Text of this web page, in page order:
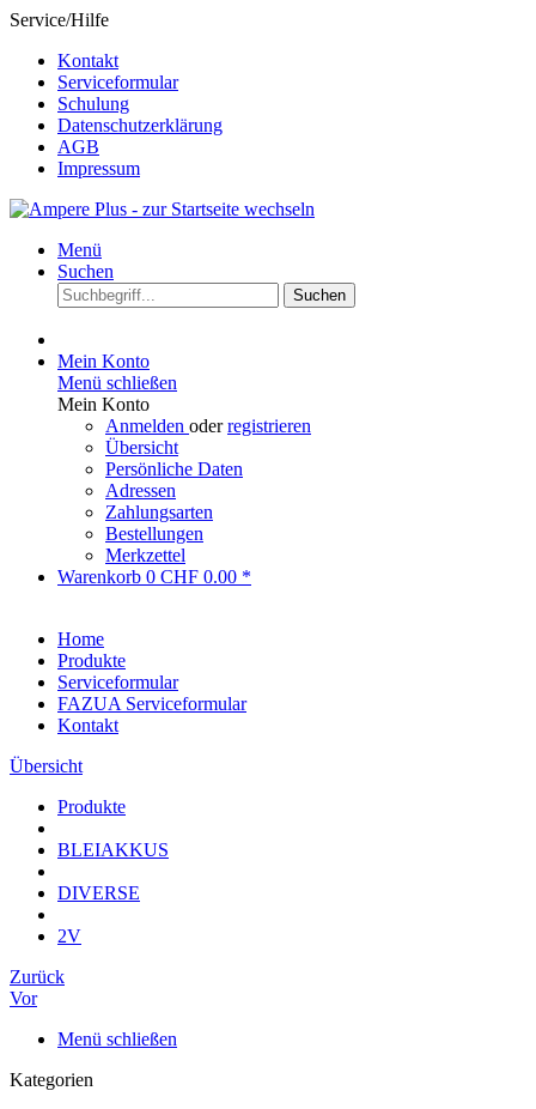
Service/Hilfe
Kontakt
Serviceformular
Schulung
Datenschutzerklärung
AGB
Impressum
Menü
Suchen
Suchen
Mein Konto
Menü schließen
Mein Konto
Anmelden oderregistrieren
Übersicht
Persönliche Daten
Adressen
Zahlungsarten
Bestellungen
Merkzettel
Warenkorb 0 CHF 0.00 *
Home
Produkte
Serviceformular
FAZUA Serviceformular
Kontakt
Übersicht
Produkte
BLEIAKKUS
DIVERSE
2V
Zurück
Vor
Menü schließen
Kategorien